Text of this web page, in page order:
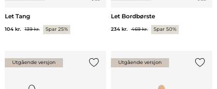
Let Tang
104 kr. 139 kr. Spar 25%
Let Bordbørste
234 kr. 469 kr. Spar 50%
Utgående versjon Utgående versjon